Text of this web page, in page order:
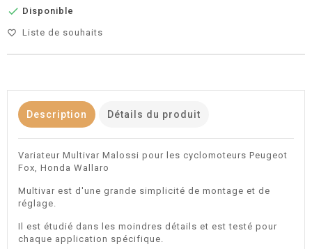
 Disponible
favorite_border Liste de souhaits
Description Détails du produit
Variateur Multivar Malossi pour les cyclomoteurs Peugeot
Fox, Honda Wallaro
Multivar est d'une grande simplicité de montage et de
réglage.
Il est étudié dans les moindres détails et est testé pour
chaque application spécifique.